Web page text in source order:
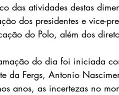
das atividades destas
dos presidentes e vice-
do Polo, além dos
do dia foi iniciada
da Fergs, Antonio
anos, as incertezas no